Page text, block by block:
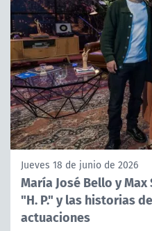
Jueves 18 de junio de 2026
María José Bello y
"H. P." y las historias
actuaciones